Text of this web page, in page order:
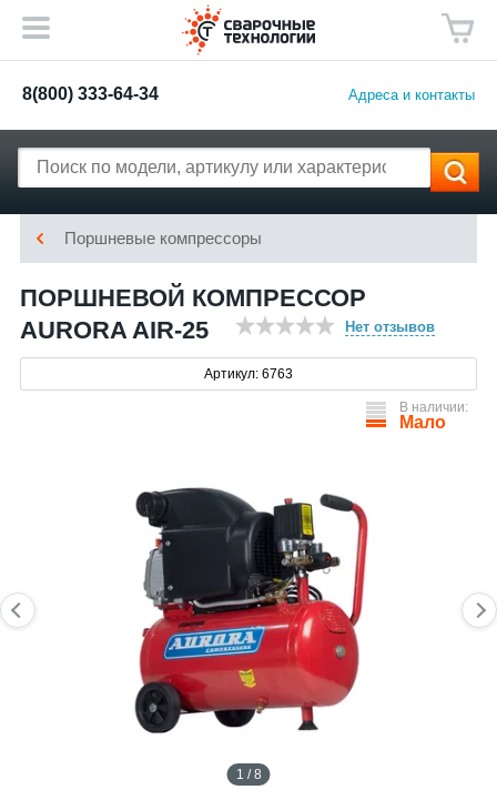
8(800) 333-64-34 Адреса и контакты
Поршневые компрессоры
ПОРШНЕВОЙ КОМПРЕССОР
AURORA AIR-25
Нет отзывов
Артикул: 6763
В наличии:
Мало
1 / 8